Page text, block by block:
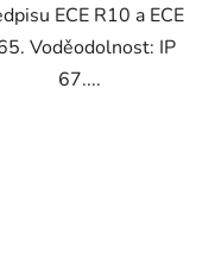
ECE R10 a ECE
Voděodolnost: IP
67....